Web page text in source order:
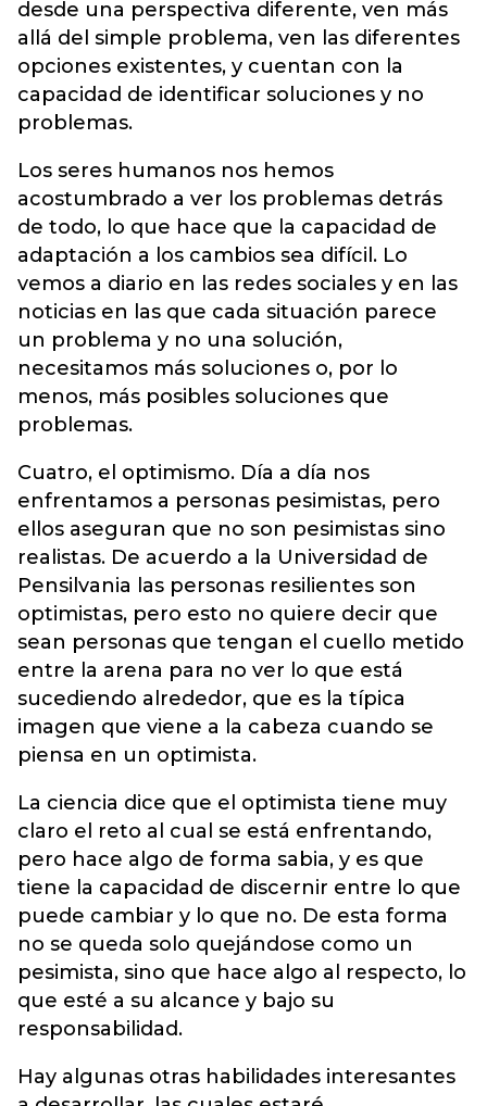
desde una perspectiva diferente, ven más
allá del simple problema, ven las diferentes
opciones existentes, y cuentan con la
capacidad de identificar soluciones y no
problemas.
Los seres humanos nos hemos
acostumbrado a ver los problemas detrás
de todo, lo que hace que la capacidad de
adaptación a los cambios sea difícil. Lo
vemos a diario en las redes sociales y en las
noticias en las que cada situación parece
un problema y no una solución,
necesitamos más soluciones o, por lo
menos, más posibles soluciones que
problemas.
Cuatro, el optimismo. Día a día nos
enfrentamos a personas pesimistas, pero
ellos aseguran que no son pesimistas sino
realistas. De acuerdo a la Universidad de
Pensilvania las personas resilientes son
optimistas, pero esto no quiere decir que
sean personas que tengan el cuello metido
entre la arena para no ver lo que está
sucediendo alrededor, que es la típica
imagen que viene a la cabeza cuando se
piensa en un optimista.
La ciencia dice que el optimista tiene muy
claro el reto al cual se está enfrentando,
pero hace algo de forma sabia, y es que
tiene la capacidad de discernir entre lo que
puede cambiar y lo que no. De esta forma
no se queda solo quejándose como un
pesimista, sino que hace algo al respecto, lo
que esté a su alcance y bajo su
responsabilidad.
Hay algunas otras habilidades interesantes